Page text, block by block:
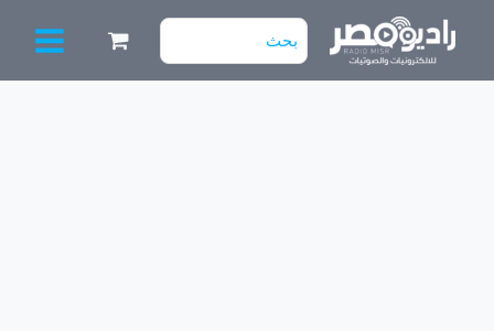
البحث
عن: